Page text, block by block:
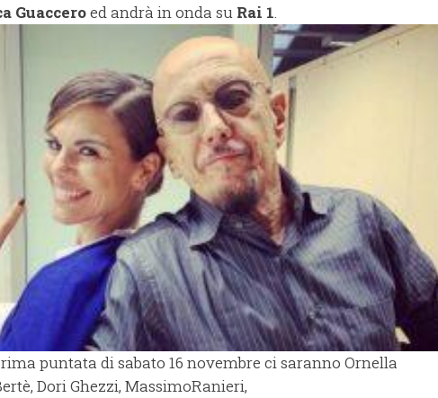
Guacceroed andrà in onda su Rai 1.
puntata di sabato 16 novembre ci saranno Ornella
Dori Ghezzi, MassimoRanieri,